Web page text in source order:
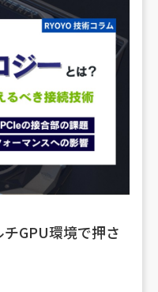
GPU環境で押さ